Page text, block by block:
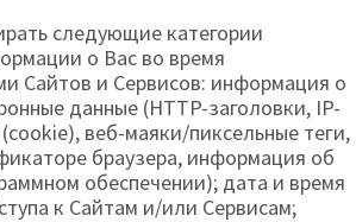
следующие категории
о Вас во время
Сайтов и Сервисов: информация о
данные (HTTP-заголовки, IP-
веб-маяки/пиксельные теги,
браузера, информация об
обеспечении); дата и время
к Сайтам и/или Сервисам;